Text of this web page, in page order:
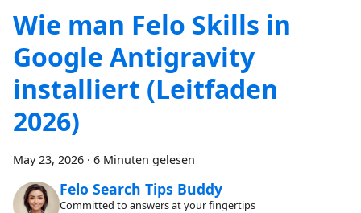
Wie man Felo Skills in
Google Antigravity
installiert (Leitfaden
2026)
May 23, 2026 · 6 Minuten gelesen
Felo Search Tips Buddy
Committed to answers at your fingertips